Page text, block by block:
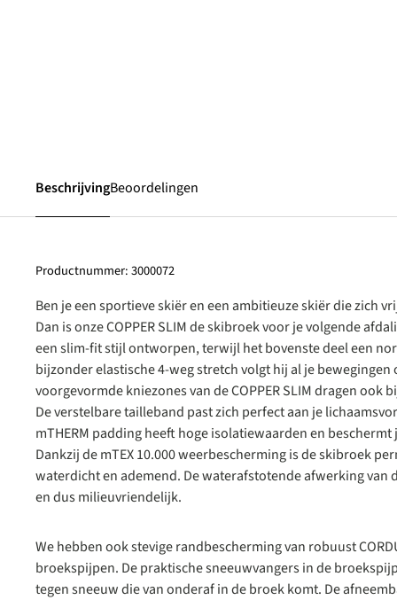
BeschrijvingBeoordelingen
Productnummer:3000072
Ben je een sportieve skiër en een ambitieuze skiër die zich
Dan is onze COPPER SLIM de skibroek voor je volgende
een slim-fit stijl ontworpen, terwijl het bovenste deel een
bijzonder elastische 4-weg stretch volgt hij al je bewegingen
voorgevormde kniezones van de COPPER SLIM dragen ook
De verstelbare tailleband past zich perfect aan je
mTHERM padding heeft hoge isolatiewaarden en
Dankzij de mTEX 10.000 weerbescherming is de skibroek
waterdicht en ademend. De waterafstotende afwerking van
en dus milieuvriendelijk.
We hebben ook stevige randbescherming van robuust
broekspijpen. De praktische sneeuwvangers in de
tegen sneeuw die van onderaf in de broek komt. De